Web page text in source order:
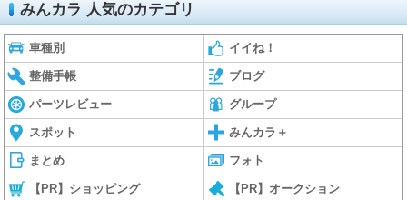
みんカラ 人気のカテゴリ
車種別 イイね！
整備手帳 ブログ
パーツレビュー グループ
スポット みんカラ＋
まとめ フォト
【PR】ショッピング 【PR】オークション